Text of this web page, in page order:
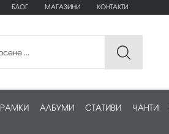
БЛОГ МАГАЗИНИ КОНТАКТИ
РАМКИ АЛБУМИ СТАТИВИ ЧАНТИ